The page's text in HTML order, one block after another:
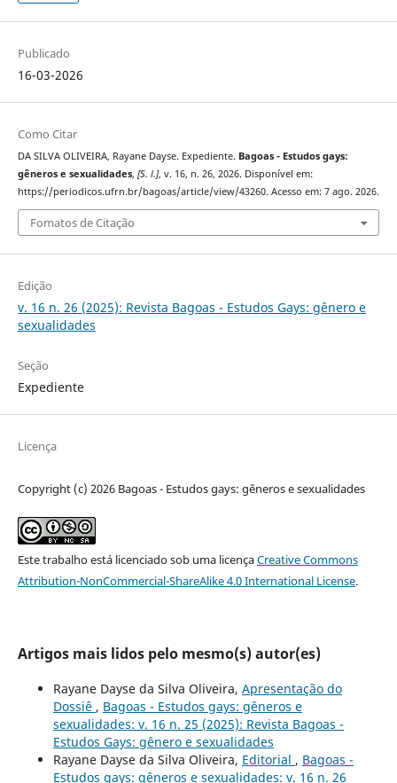
Publicado
16-03-2026
Como Citar
DA SILVA OLIVEIRA, Rayane Dayse. Expediente. Bagoas - Estudos gays:
gêneros e sexualidades, [S. l.], v. 16, n. 26, 2026. Disponível em:
https://periodicos.ufrn.br/bagoas/article/view/43260. Acesso em: 7 ago. 2026.
Fomatos de Citação
Edição
v. 16 n. 26 (2025): Revista Bagoas - Estudos Gays: gênero e
sexualidades
Seção
Expediente
Licença
Copyright (c) 2026 Bagoas - Estudos gays: gêneros e sexualidades
Este trabalho está licenciado sob uma licençaCreative Commons
Attribution-NonCommercial-ShareAlike 4.0 International License.
Artigos mais lidos pelo mesmo(s) autor(es)
Rayane Dayse da Silva Oliveira, Apresentação do
Dossiê , Bagoas - Estudos gays: gêneros e
sexualidades: v. 16 n. 25 (2025): Revista Bagoas -
Estudos Gays: gênero e sexualidades
Rayane Dayse da Silva Oliveira, Editorial , Bagoas -
Estudos gays: gêneros e sexualidades: v. 16 n. 26